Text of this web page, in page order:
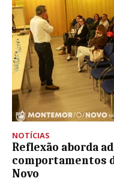
NOTÍCIAS
Reflexão aborda
comportamentos
Novo